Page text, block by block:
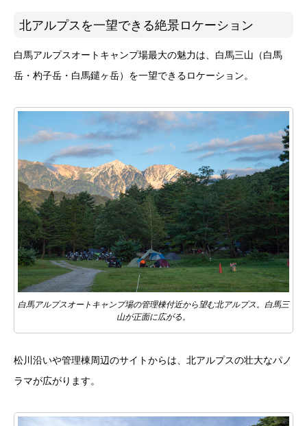
北アルプスを一望できる絶景ロケーション
白馬アルプスオートキャンプ場最大の魅力は、白馬三山（白馬
岳・杓子岳・白馬鑓ヶ岳）を一望できるロケーション。
白馬アルプスオートキャンプ場の管理棟付近から望む北アルプス。白馬三
山が正面に広がる。
松川沿いや管理棟周辺のサイトからは、北アルプスの壮大なパノ
ラマが広がります。